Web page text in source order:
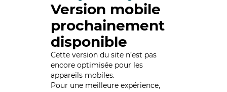
Version mobile
prochainement
disponible
Cette version du site n’est pas
encore optimisée pour les
appareils mobiles.
Pour une meilleure expérience,